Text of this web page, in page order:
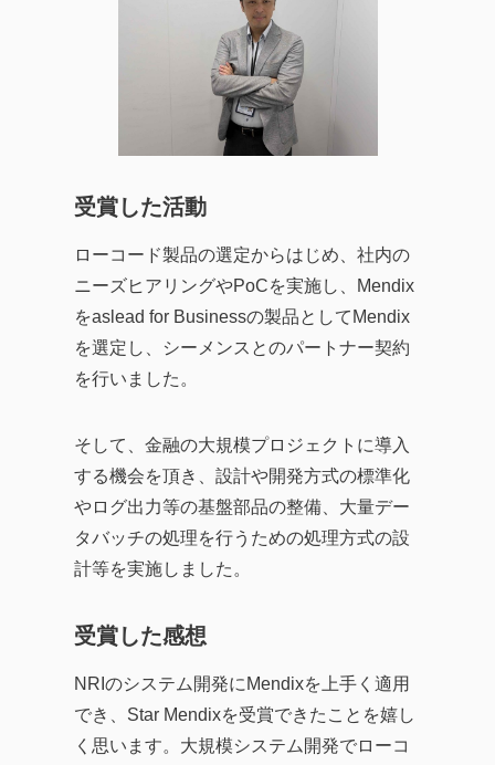
受賞した活動
ローコード製品の選定からはじめ、社内の
ニーズヒアリングやPoCを実施し、Mendix
をaslead for Businessの製品としてMendix
を選定し、シーメンスとのパートナー契約
を行いました。
そして、金融の大規模プロジェクトに導入
する機会を頂き、設計や開発方式の標準化
やログ出力等の基盤部品の整備、大量デー
タバッチの処理を行うための処理方式の設
計等を実施しました。
受賞した感想
NRIのシステム開発にMendixを上手く適用
でき、Star Mendixを受賞できたことを嬉し
く思います。大規模システム開発でローコ